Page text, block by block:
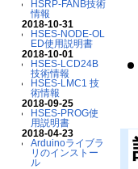
HSRP-FANB技術
情報
2018-10-31
HSES-NODE-OL
ED使用説明書
2018-10-01
HSES-LCD24B
技術情報
HSES-LMC1 技
術情報
2018-09-25
HSES-PROG使
用説明書
2018-04-23
Arduinoライブラ
リのインストー
ル